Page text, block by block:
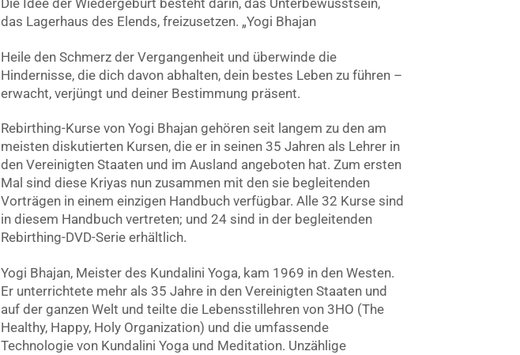
Die Idee der Wiedergeburt besteht darin, das Unterbewusstsein,
das Lagerhaus des Elends, freizusetzen. „Yogi Bhajan
Heile den Schmerz der Vergangenheit und überwinde die
Hindernisse, die dich davon abhalten, dein bestes Leben zu führen –
erwacht, verjüngt und deiner Bestimmung präsent.
Rebirthing-Kurse von Yogi Bhajan gehören seit langem zu den am
meisten diskutierten Kursen, die er in seinen 35 Jahren als Lehrer in
den Vereinigten Staaten und im Ausland angeboten hat. Zum ersten
Mal sind diese Kriyas nun zusammen mit den sie begleitenden
Vorträgen in einem einzigen Handbuch verfügbar. Alle 32 Kurse sind
in diesem Handbuch vertreten; und 24 sind in der begleitenden
Rebirthing-DVD-Serie erhältlich.
Yogi Bhajan, Meister des Kundalini Yoga, kam 1969 in den Westen.
Er unterrichtete mehr als 35 Jahre in den Vereinigten Staaten und
auf der ganzen Welt und teilte die Lebensstillehren von 3HO (The
Healthy, Happy, Holy Organization) und die umfassende
Technologie von Kundalini Yoga und Meditation. Unzählige